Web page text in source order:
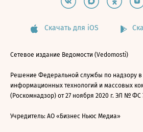
Скачать для iOS
Сетевое издание Ведомости (Vedomosti)
Решение Федеральной службы по надзору
информационных технологий и массовых
(Роскомнадзор) от 27 ноября 2020 г. ЭЛ № ФС
Учредитель: АО «Бизнес Ньюс Медиа»